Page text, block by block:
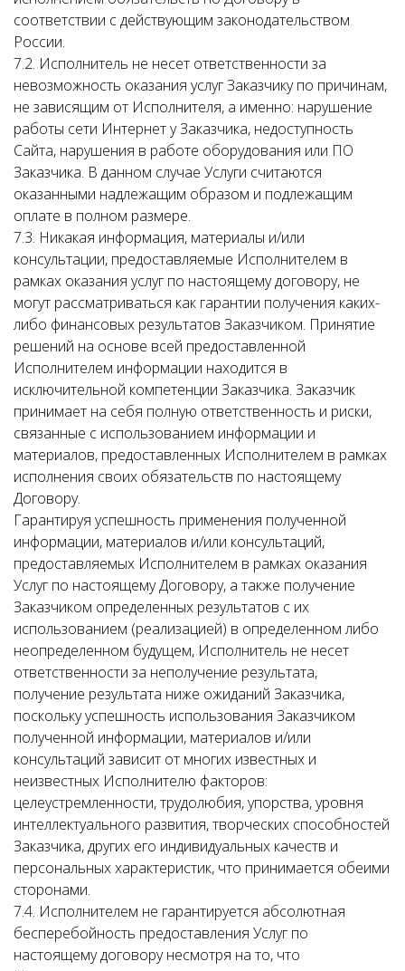
соответствии с действующим законодательством
России.
7.2. Исполнитель не несет ответственности за
невозможность оказания услуг Заказчику по причинам,
не зависящим от Исполнителя, а именно: нарушение
работы сети Интернет у Заказчика, недоступность
Сайта, нарушения в работе оборудования или ПО
Заказчика. В данном случае Услуги считаются
оказанными надлежащим образом и подлежащим
оплате в полном размере.
7.3. Никакая информация, материалы и/или
консультации, предоставляемые Исполнителем в
рамках оказания услуг по настоящему договору, не
могут рассматриваться как гарантии получения каких-
либо финансовых результатов Заказчиком. Принятие
решений на основе всей предоставленной
Исполнителем информации находится в
исключительной компетенции Заказчика. Заказчик
принимает на себя полную ответственность и риски,
связанные с использованием информации и
материалов, предоставленных Исполнителем в рамках
исполнения своих обязательств по настоящему
Договору.
Гарантируя успешность применения полученной
информации, материалов и/или консультаций,
предоставляемых Исполнителем в рамках оказания
Услуг по настоящему Договору, а также получение
Заказчиком определенных результатов с их
использованием (реализацией) в определенном либо
неопределенном будущем, Исполнитель не несет
ответственности за неполучение результата,
получение результата ниже ожиданий Заказчика,
поскольку успешность использования Заказчиком
полученной информации, материалов и/или
консультаций зависит от многих известных и
неизвестных Исполнителю факторов:
целеустремленности, трудолюбия, упорства, уровня
интеллектуального развития, творческих способностей
Заказчика, других его индивидуальных качеств и
персональных характеристик, что принимается обеими
сторонами.
7.4. Исполнителем не гарантируется абсолютная
бесперебойность предоставления Услуг по
настоящему договору несмотря на то, что